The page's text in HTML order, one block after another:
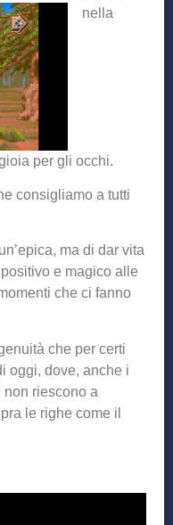
nella
per gli occhi.
consigliamo a tutti
ma di dar vita
e magico alle
che ci fanno
che per certi
oggi, dove, anche i
riescono a
le righe come il